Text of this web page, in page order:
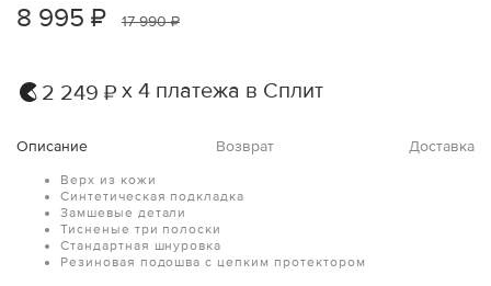
8 995 ₽ 17 990 ₽
2 249 ₽ х 4 платежа в Сплит
Описание Возврат Доставка
Верх из кожи
Синтетическая подкладка
Замшевые детали
Тисненые три полоски
Стандартная шнуровка
Резиновая подошва с цепким протектором